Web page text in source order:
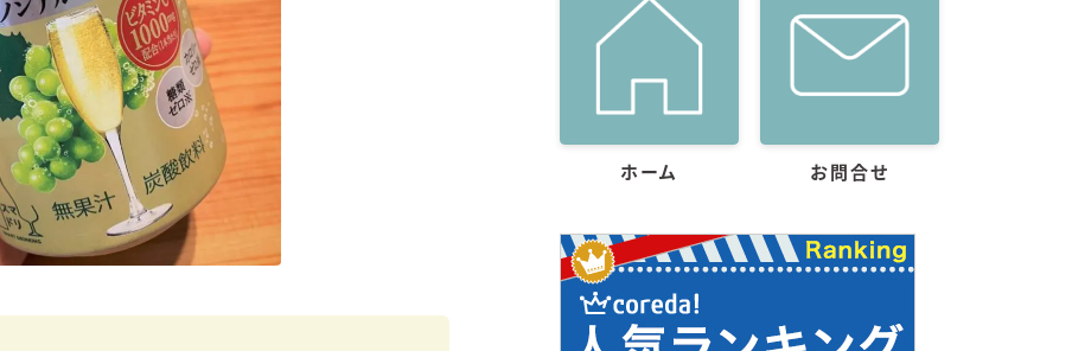
99.99（フォーナイン）
レモン・ザ・リッチ
男梅サワー
キレートレモンサワー
愛のスコールホワイトサワー
WATER SOUR(ウォーターサワ)
宝酒造
焼酎ハイボール
ホーム お問合せ